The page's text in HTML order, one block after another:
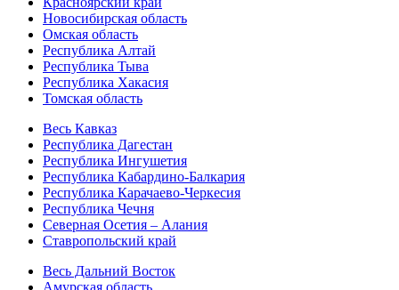
Новосибирская область
Омская область
Республика Алтай
Республика Тыва
Республика Хакасия
Томская область
Весь Кавказ
Республика Дагестан
Республика Ингушетия
Республика Кабардино-Балкария
Республика Карачаево-Черкесия
Республика Чечня
Северная Осетия – Алания
Ставропольский край
Весь Дальний Восток
Амурская область